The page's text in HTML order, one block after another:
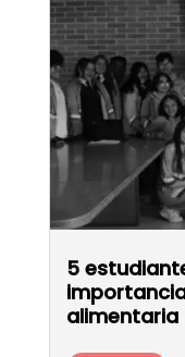
5
alimentaria